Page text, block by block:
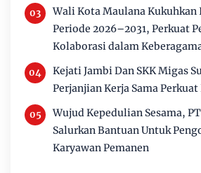
Wali Kota Maulana Kukuhkan
Periode 2026–2031, Perkuat
Kolaborasi dalam
Kejati Jambi Dan SKK Migas
Perjanjian Kerja Sama
Wujud Kepedulian Sesama,
Salurkan Bantuan Untuk
Karyawan Pemanen